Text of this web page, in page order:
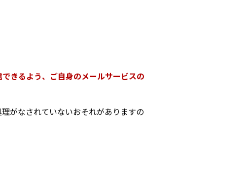
きるよう、ご自身のメールサービスの
がなされていないおそれがありますの